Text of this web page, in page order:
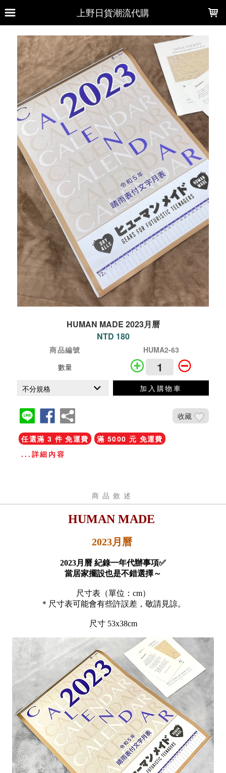
上野日貨潮流代購
HUMAN MADE 2023月曆
NTD 180
商品編號
HUMA2-63
數量
加入購物車
收藏
任選滿 3 件 免運費
滿 5000 元 免運費
...詳細內容
商品敘述